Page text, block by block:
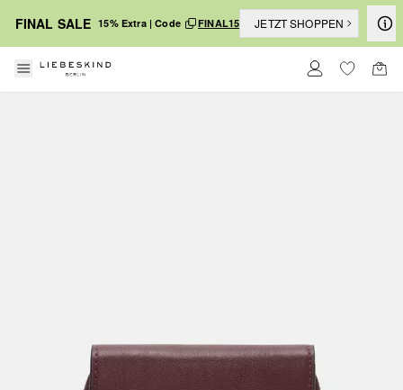
FINAL SALE 15% Extra | Code FINAL15 JETZT SHOPPEN